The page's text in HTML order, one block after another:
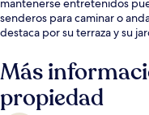
mantenerse entretenidos
senderos para caminar o
destaca por su terraza y su
Más
propiedad